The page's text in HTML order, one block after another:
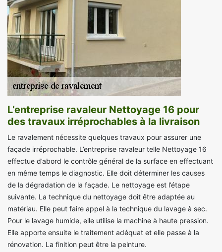
L’entreprise ravaleur Nettoyage 16 pour
des travaux irréprochables à la livraison
Le ravalement nécessite quelques travaux pour assurer une
façade irréprochable. L’entreprise ravaleur telle Nettoyage 16
effectue d’abord le contrôle général de la surface en effectuant
en même temps le diagnostic. Elle doit déterminer les causes
de la dégradation de la façade. Le nettoyage est l’étape
suivante. La technique du nettoyage doit être adaptée au
matériau. Elle peut faire appel à la technique du lavage à sec.
Pour le lavage humide, elle utilise la machine à haute pression.
Elle apporte ensuite le traitement adéquat et elle passe à la
rénovation. La finition peut être la peinture.